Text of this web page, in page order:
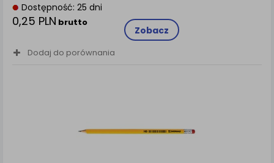
Dostępność: 25 dni
0,25 PLN brutto
Zobacz
Dodaj do porównania